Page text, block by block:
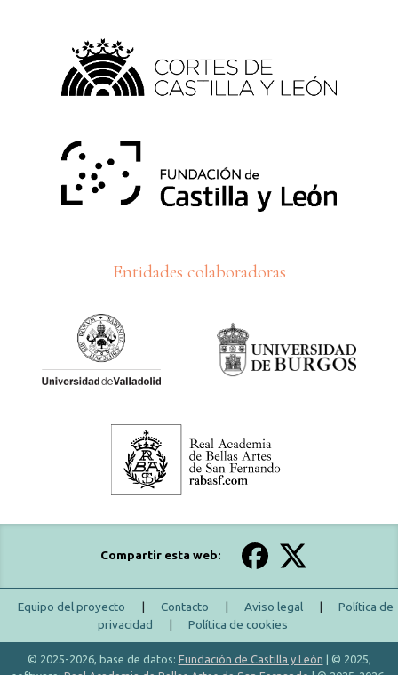
Entidades colaboradoras
Compartir esta web:
Equipo del proyecto | Contacto | Aviso legal |
Política de
privacidad
| Política de cookies
© 2025-2026, base de datos: Fundación de Castilla y León | © 2025,